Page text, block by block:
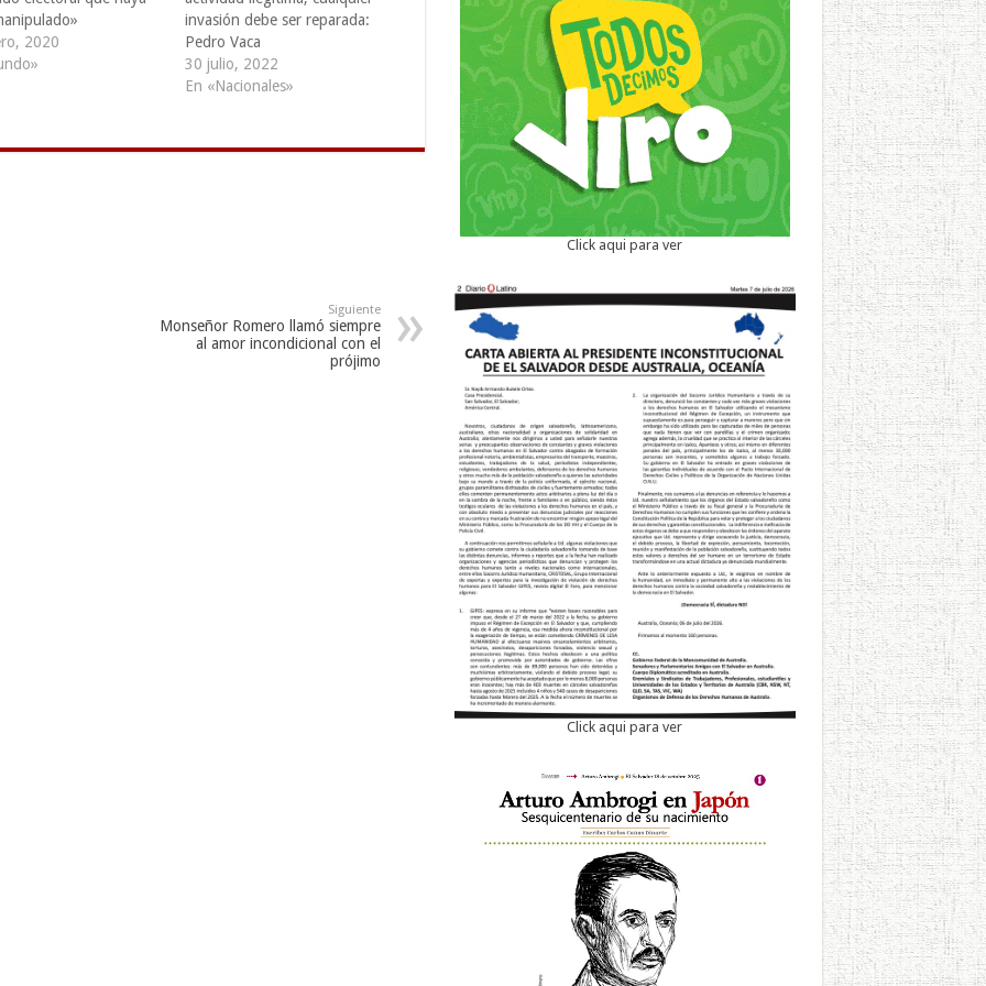
2020
invasión debe ser reparada:
Pedro Vaca
30 julio, 2022
En «Nacionales»
Siguiente
Monseñor Romero llamó siempre
al amor incondicional con el
prójimo
Click aqui para ver
Click aqui para ver